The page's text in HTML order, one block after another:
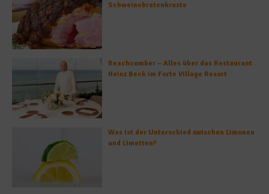
Schweinebratenkruste
Beachcomber – Alles über das Restaurant
Heinz Beck im Forte Village Resort
Was ist der Unterschied zwischen Limonen
und Limetten?